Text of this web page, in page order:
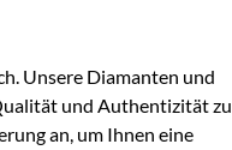
Unsere Diamanten und
und Authentizität zu
an, um Ihnen eine